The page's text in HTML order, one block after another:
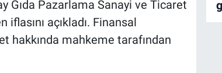
Gıda Pazarlama Sanayi ve Ticaret
iflasını açıkladı. Finansal
hakkında mahkeme tarafından